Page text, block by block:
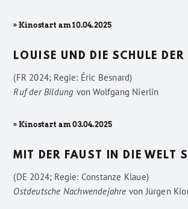
» Kinostart am 10.04.2025
LOUISE UND DIE SCHULE DER
(FR 2024; Regie: Éric Besnard)
Ruf der Bildung vonWolfgang Nierlin
» Kinostart am 03.04.2025
MIT DER FAUST IN DIE WELT
(DE 2024; Regie: Constanze Klaue)
Ostdeutsche Nachwendejahre vonJürgen